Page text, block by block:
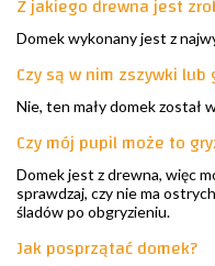
Domek wykonany jest z
Czy są w nim zszywki
Nie, ten mały domek został
Czy mój pupil może to
Domek jest z drewna, więc
sprawdzaj, czy nie ma
śladów po obgryzieniu.
Jak posprzątać domek?